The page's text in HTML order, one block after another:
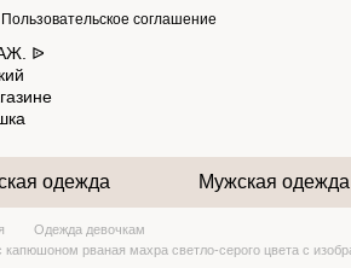
Пользовательское соглашение
одежда Мужская одежда
Одежда девочкам
капюшоном рваная махра светло-серого цвета с